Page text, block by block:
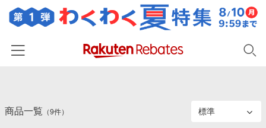
カテゴリー一覧
商品一覧 （9件）